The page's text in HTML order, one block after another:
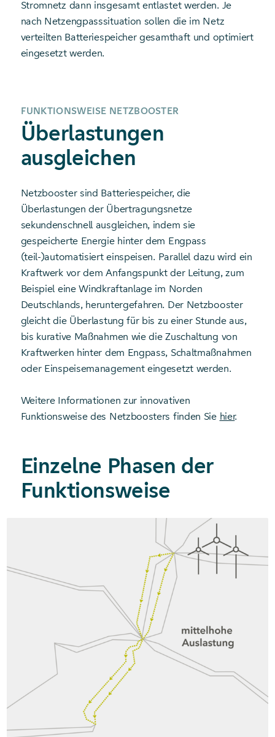
Stromnetz dann insgesamt entlastet werden. Je
nach Netzengpasssituation sollen die im Netz
verteilten Batteriespeicher gesamthaft und optimiert
eingesetzt werden.
FUNKTIONSWEISE NETZBOOSTER
Überlastungen
ausgleichen
Netzbooster sind Batteriespeicher, die
Überlastungen der Übertragungsnetze
sekundenschnell ausgleichen, indem sie
gespeicherte Energie hinter dem Engpass
(teil-)automatisiert einspeisen. Parallel dazu wird ein
Kraftwerk vor dem Anfangspunkt der Leitung, zum
Beispiel eine Windkraftanlage im Norden
Deutschlands, heruntergefahren. Der Netzbooster
gleicht die Überlastung für bis zu einer Stunde aus,
bis kurative Maßnahmen wie die Zuschaltung von
Kraftwerken hinter dem Engpass, Schaltmaßnahmen
oder Einspeisemanagement eingesetzt werden.
Weitere Informationen zur innovativen
Funktionsweise des Netzboosters finden Sie hier.
Einzelne Phasen der
Funktionsweise